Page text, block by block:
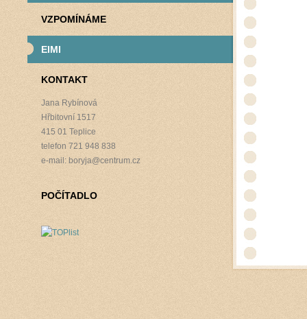
VZPOMÍNÁME
EIMI
KONTAKT
Jana Rybínová
Hřbitovní 1517
415 01 Teplice
telefon 721 948 838
e-mail: boryja@centrum.cz
POČÍTADLO